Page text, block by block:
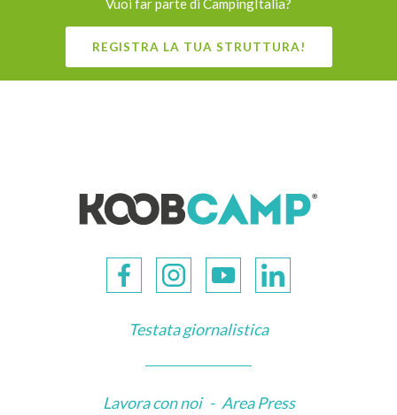
REGISTRA LA TUA STRUTTURA!
Testata giornalistica
Lavora con noi - Area Press